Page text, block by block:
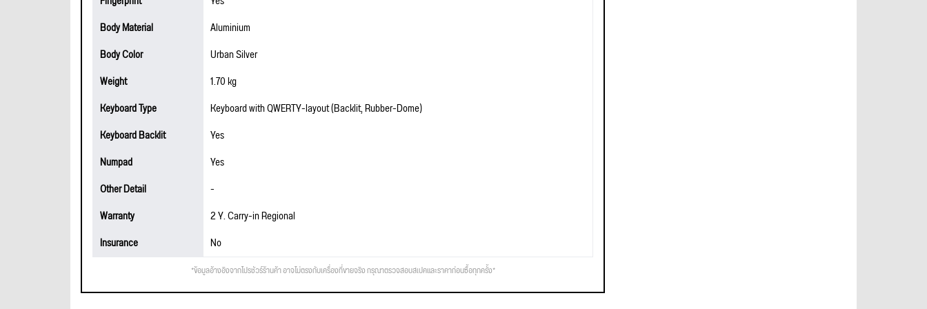
Body Material
Aluminium
Body Color
Urban Silver
Weight
1.70 kg
Keyboard Type
Keyboard with QWERTY-layout (Backlit, Rubber-Dome)
Keyboard Backlit
Yes
Numpad
Yes
Other Detail
-
Warranty
2 Y. Carry-in Regional
Insurance
No
*ข้อมูลอ้างอิงจากโปรชัวร์ร้านค้า อาจไม่ตรงกับเครื่องที่ขายจริง กรุณาตรวจสอบสเปคและราคาก่อนซื้อทุกครั้ง*